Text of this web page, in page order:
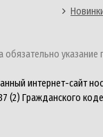
указание
интернет-сайт
(2) Гражданского